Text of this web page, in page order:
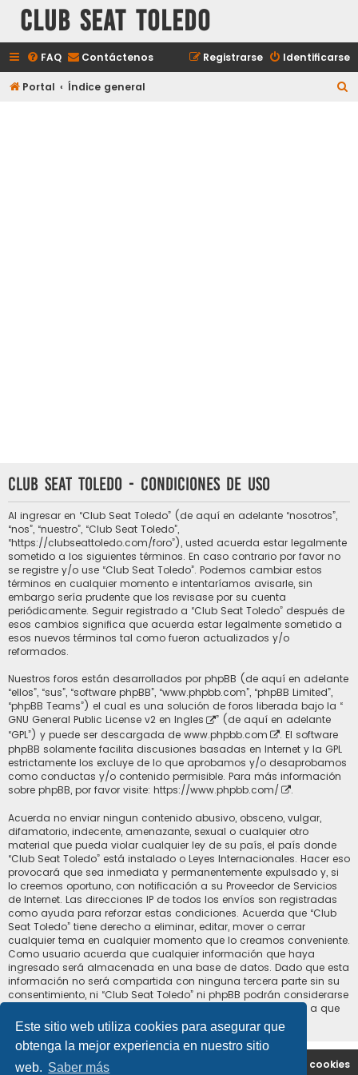
Este sitio web utiliza cookies para asegurar que
obtenga la mejor experiencia en nuestro sitio
web. Saber más
Club Seat Toledo
FAQ Contáctenos Identificarse
Registrarse
Portal Índice general
Club Seat Toledo - Condiciones de uso
Al ingresar en “Club Seat Toledo” (de aquí en adelante “nosotros”,
“nos”, “nuestro”, “Club Seat Toledo”,
“https://clubseattoledo.com/foro”), usted acuerda estar legalmente
sometido a los siguientes términos. En caso contrario por favor no
se registre y/o use “Club Seat Toledo”. Podemos cambiar estos
términos en cualquier momento e intentaríamos avisarle, sin
embargo sería prudente que los revisase por su cuenta
periódicamente. Seguir registrado a “Club Seat Toledo” después de
esos cambios significa que acuerda estar legalmente sometido a
esos nuevos términos tal como fueron actualizados y/o
reformados.
Nuestros foros están desarrollados por phpBB (de aquí en adelante
“ellos”, “sus”, “software phpBB”, “www.phpbb.com”, “phpBB Limited”,
“phpBB Teams”) el cual es una solución de foros liberada bajo la “
GNU General Public License v2 en Ingles
” (de aquí en adelante
“GPL”) y puede ser descargada de www.phpbb.com
. El software
phpBB solamente facilita discusiones basadas en Internet y la GPL
estrictamente los excluye de lo que aprobamos y/o desaprobamos
como conductas y/o contenido permisible. Para más información
sobre phpBB, por favor visite: https://www.phpbb.com/ .
Acuerda no enviar ningun contenido abusivo, obsceno, vulgar,
difamatorio, indecente, amenazante, sexual o cualquier otro
material que pueda violar cualquier ley de su país, el país donde
“Club Seat Toledo” está instalado o Leyes Internacionales. Hacer eso
provocará que sea inmediata y permanentemente expulsado y, si
lo creemos oportuno, con notificación a su Proveedor de Servicios
de Internet. Las direcciones IP de todos los envíos son registradas
como ayuda para reforzar estas condiciones. Acuerda que “Club
Seat Toledo” tiene derecho a eliminar, editar, mover o cerrar
cualquier tema en cualquier momento que lo creamos conveniente.
Como usuario acuerda que cualquier información que haya
ingresado será almacenada en una base de datos. Dado que esta
información no será compartida con ninguna tercera parte sin su
consentimiento, ni “Club Seat Toledo” ni phpBB podrán considerarse
responsables por cualquier intento de hacking que conlleve a que
los datos sean comprometidos.
Portal Índice general Borrar cookies